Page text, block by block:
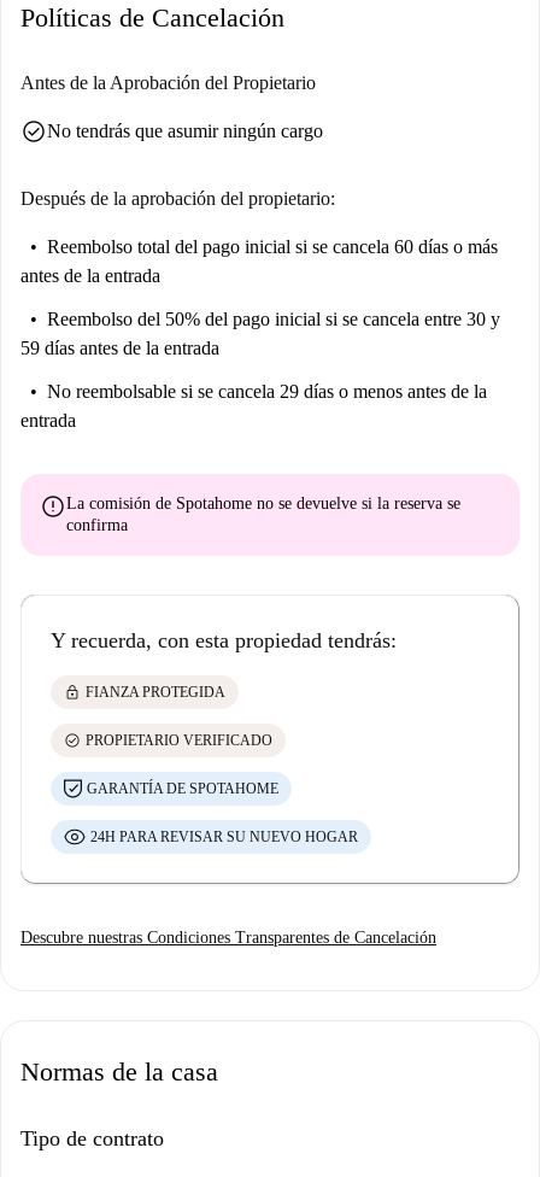
Políticas de Cancelación
Antes de la Aprobación del Propietario
check_circleNo tendrás que asumir ningún cargo
Después de la aprobación del propietario:
Reembolso total del pago inicial si se cancela 60 días o más
antes de la entrada
Reembolso del 50% del pago inicial si se cancela entre 30 y
59 días antes de la entrada
No reembolsable si se cancela 29 días o menos antes de la
entrada
errorLa comisión de Spotahome no se devuelve si la reserva se
confirma
Y recuerda, con esta propiedad tendrás:
lock FIANZA PROTEGIDA
check_circle PROPIETARIO VERIFICADO
GARANTÍA DE SPOTAHOME
24H PARA REVISAR SU NUEVO HOGAR
Descubre nuestras Condiciones Transparentes de Cancelación
Normas de la casa
Tipo de contrato